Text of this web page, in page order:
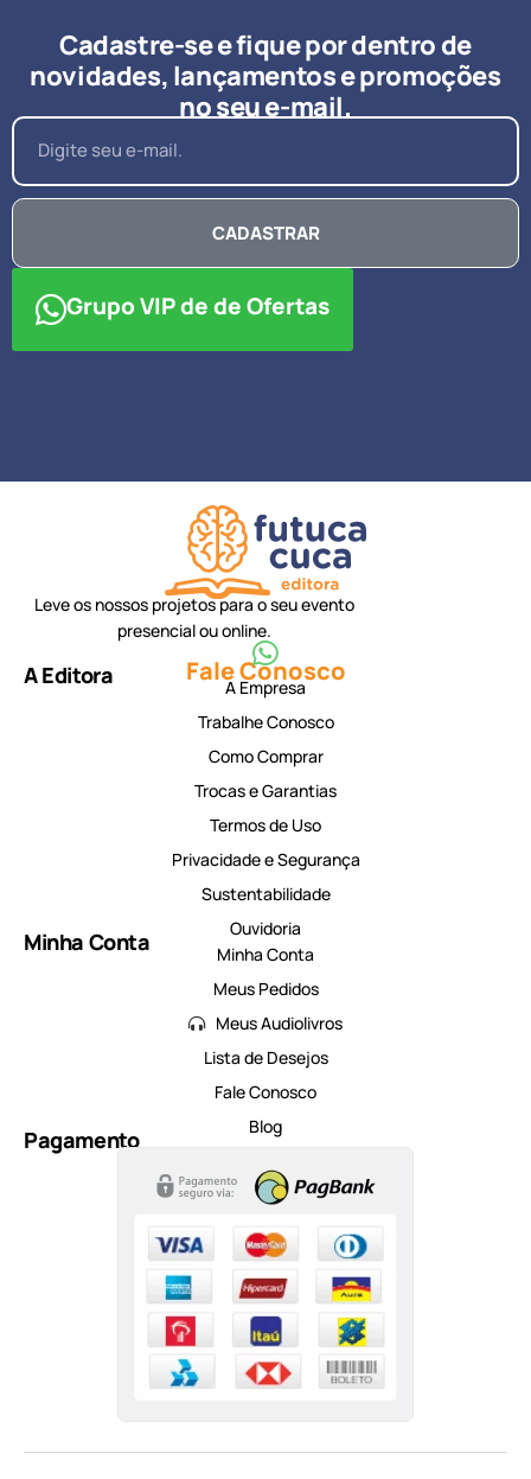
Cadastre-se e fique por dentro de
novidades, lançamentos e promoções
no seu e-mail.
CADASTRAR
Grupo VIP de de Ofertas
Leve os nossos projetos para o seu evento
presencial ou online.
Fale Conosco
A Editora
A Empresa
Trabalhe Conosco
Como Comprar
Trocas e Garantias
Termos de Uso
Privacidade e Segurança
Sustentabilidade
Ouvidoria
Minha Conta
Minha Conta
Meus Pedidos
Meus Audiolivros
Lista de Desejos
Fale Conosco
Blog
Pagamento